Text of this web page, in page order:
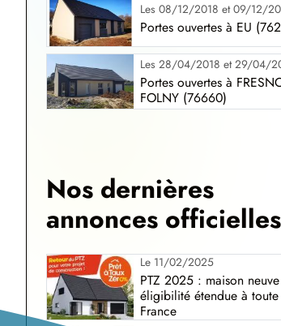
Les 08/12/2018 et 09/12/
Portes ouvertes à EU
Les 28/04/2018 et 29/04/
Portes ouvertes à
FOLNY (76660)
Nos dernières
annonces officielles
Le 11/02/2025
PTZ 2025 : maison
éligibilité étendue à
France